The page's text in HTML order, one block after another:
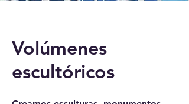
Volúmenes
escultóricos